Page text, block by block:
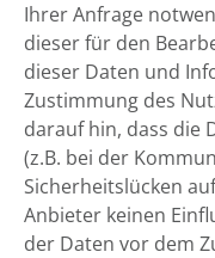
Ihrer Anfrage
dieser für den
dieser Daten und
Zustimmung des
darauf hin, dass die
(z.B. bei der
Sicherheitslücken
Anbieter keinen
der Daten vor dem